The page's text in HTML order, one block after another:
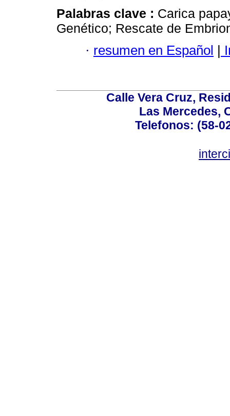
Palabras clave : Carica
Genético; Rescate de
· resumen en Español |
Calle Vera Cruz,
Las Mercedes,
Telefonos: (58-